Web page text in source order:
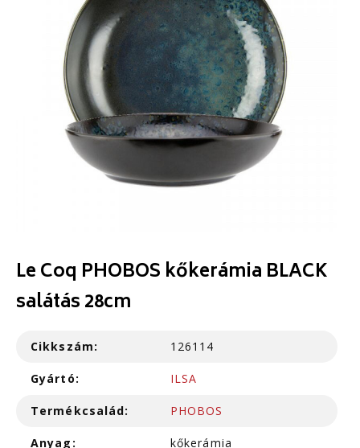
Le Coq PHOBOS kőkerámia BLACK
salátás 28cm
Cikkszám: 126114
Gyártó: ILSA
Termékcsalád: PHOBOS
Anyag: kőkerámia